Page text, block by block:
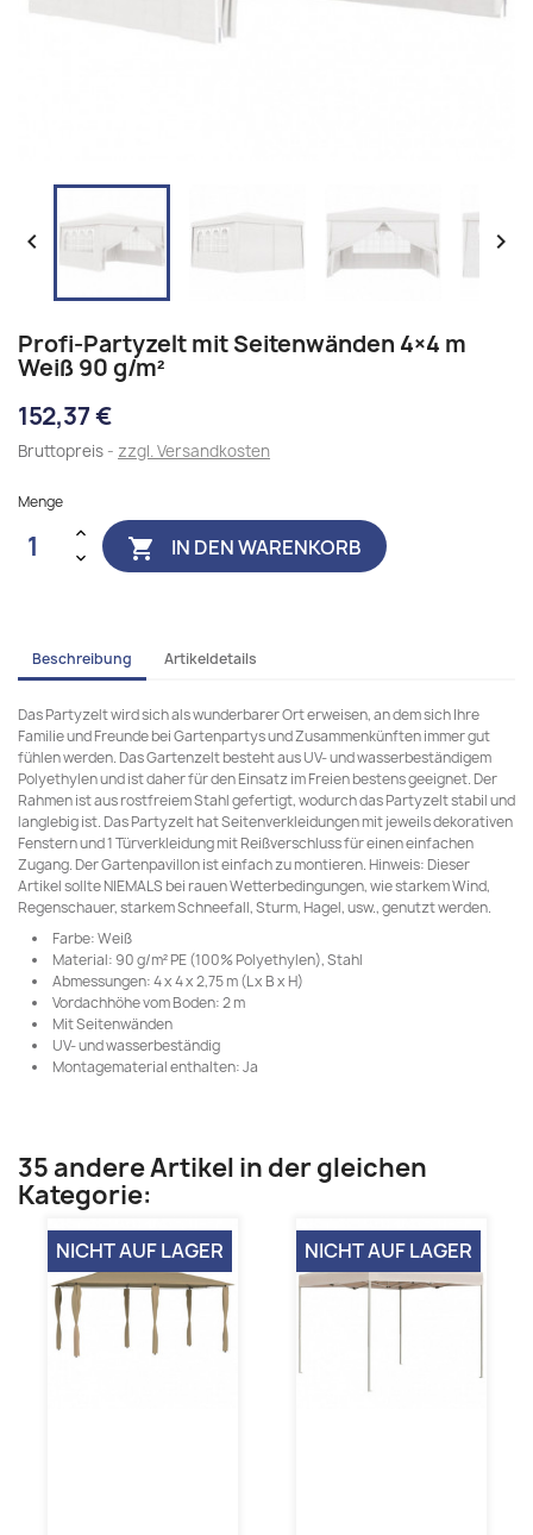
 
Profi-Partyzelt mit Seitenwänden 4×4 m
Weiß 90 g/m²
152,37 €
Bruttopreis zzgl. Versandkosten
Menge
 IN DEN WARENKORB
Beschreibung Artikeldetails
Das Partyzelt wird sich als wunderbarer Ort erweisen, an dem sich Ihre
Familie und Freunde bei Gartenpartys und Zusammenkünften immer gut
fühlen werden. Das Gartenzelt besteht aus UV- und wasserbeständigem
Polyethylen und ist daher für den Einsatz im Freien bestens geeignet. Der
Rahmen ist aus rostfreiem Stahl gefertigt, wodurch das Partyzelt stabil und
langlebig ist. Das Partyzelt hat Seitenverkleidungen mit jeweils dekorativen
Fenstern und 1 Türverkleidung mit Reißverschluss für einen einfachen
Zugang. Der Gartenpavillon ist einfach zu montieren. Hinweis: Dieser
Artikel sollte NIEMALS bei rauen Wetterbedingungen, wie starkem Wind,
Regenschauer, starkem Schneefall, Sturm, Hagel, usw., genutzt werden.
Farbe: Weiß
Material: 90 g/m² PE (100% Polyethylen), Stahl
Abmessungen: 4 x 4 x 2,75 m (L x B x H)
Vordachhöhe vom Boden: 2 m
Mit Seitenwänden
UV- und wasserbeständig
Montagematerial enthalten: Ja
35 andere Artikel in der gleichen
Kategorie:
NICHT AUF LAGER NICHT AUF LAGER